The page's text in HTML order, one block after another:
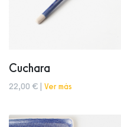
Cuchara
22,00 € | Ver más